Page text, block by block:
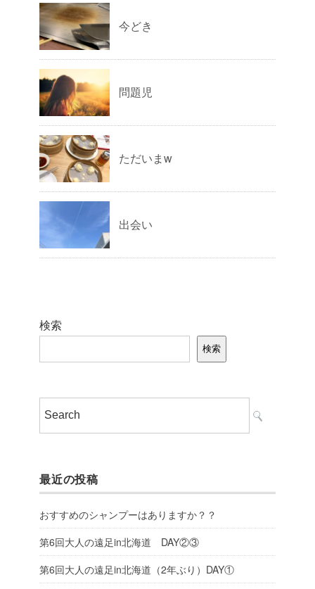
今どき
問題児
ただいまw
出会い
検索
検索
最近の投稿
おすすめのシャンプーはありますか？？
第6回大人の遠足in北海道 DAY②③
第6回大人の遠足in北海道（2年ぶり）DAY①